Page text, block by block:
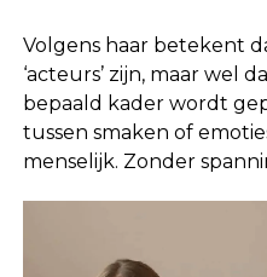
Volgens haar betekent
‘acteurs’ zijn, maar wel
bepaald kader wordt
tussen smaken of
menselijk. Zonder